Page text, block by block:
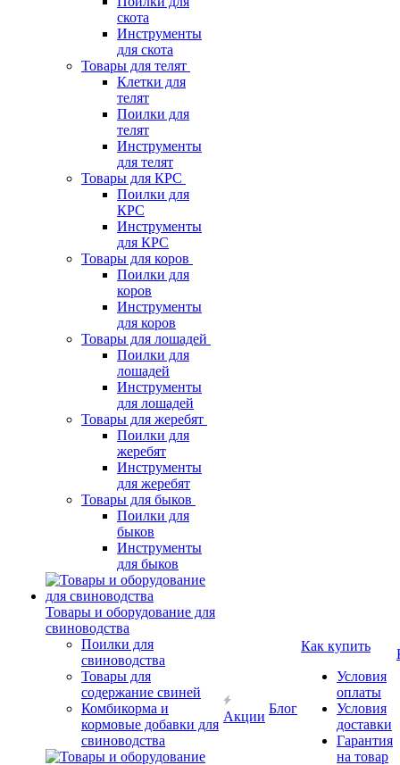
скота
Инструменты
для скота
Товары для телят
Клетки для
телят
Поилки для
телят
Инструменты
для телят
Товары для КРС
Поилки для
КРС
Инструменты
для КРС
Товары для коров
Поилки для
коров
Инструменты
для коров
Товары для лошадей
Поилки для
лошадей
Инструменты
для лошадей
Товары для жеребят
Поилки для
жеребят
Инструменты
для жеребят
Товары для быков
Поилки для
быков
Инструменты
для быков
Товары и оборудование для
свиноводства
Поилки для
свиноводства
Товары для
содержание свиней
Комбикорма и
кормовые добавки для
свиноводства
Акции
Блог
Как купить
Условия
оплаты
Условия
доставки
Гарантия
на товар